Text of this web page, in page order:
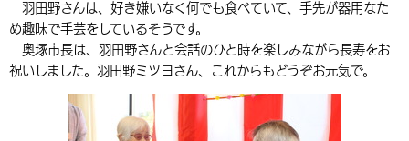
中国語（繁体字）
組織案内
環境・衛生 生涯学習・スポーツ・人権
選挙 外国人の方向け情報
都市整備
手当・助成 健康・医療
相談・支援・情報 計画・施策
観光なび
遊ぶ・体験する グルメ・食べる
買う・おみやげ 四季のイベント・祭り
移住・定住
市政情報
中津市について 市役所の紹介
地方創生・地域活性化 広報・広聴
行政・計画
羽田野さんは、好き嫌いなく何でも食べていて、手先が器用なた
め趣味で手芸をしているそうです。
奥塚市長は、羽田野さんと会話のひと時を楽しみながら長寿をお
祝いしました。羽田野ミツヨさん、これからもどうぞお元気で。